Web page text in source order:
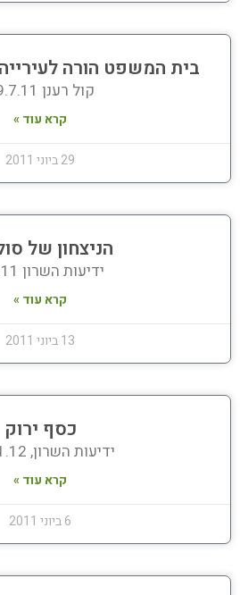
בית המשפט הורה
קול רענן 29.7.11
קרא עוד »
29 ביוני 2011
הניצחון של
ידיעות השרון 3.6.11
קרא עוד »
13 ביוני 2011
כסף ירוק
ידיעות השרון, 16.11.12
קרא עוד »
6 ביוני 2011